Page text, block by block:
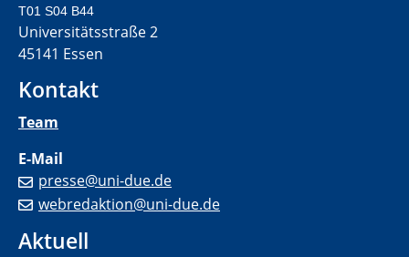
T01 S04 B44
Universitätsstraße 2
45141 Essen
Kontakt
Team
E-Mail
presse@uni-due.de
webredaktion@uni-due.de
Aktuell